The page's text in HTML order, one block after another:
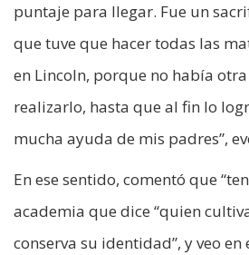
puntaje para llegar. Fue un
que tuve que hacer todas las
en Lincoln, porque no había
realizarlo, hasta que al fin lo
mucha ayuda de mis padres”,
En ese sentido, comentó que
academia que dice “quien
conserva su identidad”, y veo en